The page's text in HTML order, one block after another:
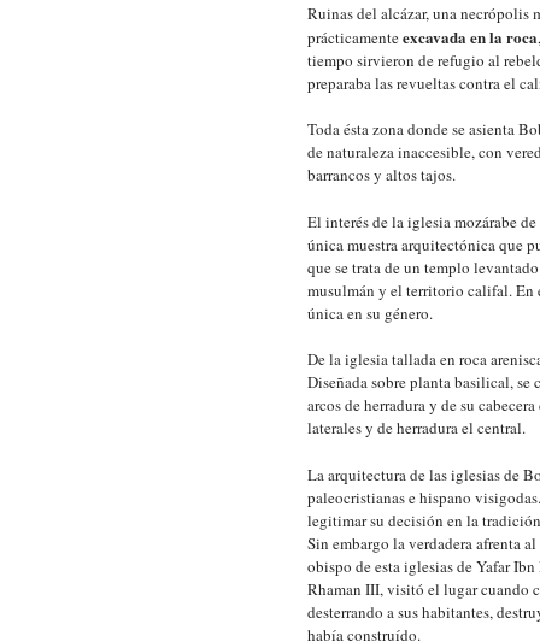
Ruinas del alcázar, una necrópolis
prácticamenteexcavada en la roca
tiempo sirvieron de refugio al
preparaba las revueltas contra el
Toda ésta zona donde se asienta
de naturaleza inaccesible, con
barrancos y altos tajos.
El interés de la iglesia mozárabe
única muestra arquitectónica que
que se trata de un templo
musulmán y el territorio califal. En
única en su género.
De la iglesia tallada en roca
Diseñada sobre planta basilical, se
arcos de herradura y de su
laterales y de herradura el central.
La arquitectura de las iglesias de
paleocristianas e hispano
legitimar su decisión en la
Sin embargo la verdadera afrenta
obispo de esta iglesias de Yafar
Rhaman III, visitó el lugar cuando
desterrando a sus habitantes,
había construído.